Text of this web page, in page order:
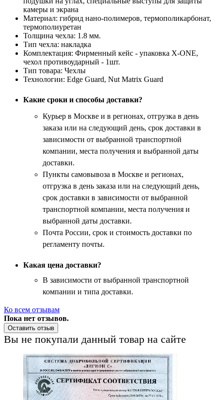
камеры и экрана
Материал: гибрид нано-полимеров, термополикарбонат,
термополиуретан
Толщина чехла: 1.8 мм.
Тип чехла: накладка
Комплектация: Фирменный кейс - упаковка X-ONE,
чехол противоударный - 1шт.
Тип товара: Чехлы
Технологии: Edge Guard, Nut Matrix Guard
Какие сроки и способы доставки?
Курьер в Москве и в регионах, отгрузка в день
заказа или на следующий день, срок доставки в
зависимости от выбранной транспортной
компании, места получения и выбранной даты
доставки.
Пункты самовывоза в Москве и регионах,
отгрузка в день заказа или на следующий день,
срок доставки в зависимости от выбранной
транспортной компании, места получения и
выбранной даты доставки.
Почта России, срок и стоимость доставки по
регламенту почты.
Какая цена доставки?
В зависимости от выбранной транспортной
компании и типа доставки.
Ко всем отзывам
Пока нет отзывов.
Оставить отзыв
Вы не покупали данный товар на сайте